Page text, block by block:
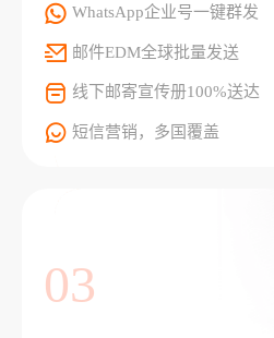
WhatsApp企业号一键群发
邮件EDM全球批量发送
线下邮寄宣传册100%送达
短信营销，多国覆盖
03